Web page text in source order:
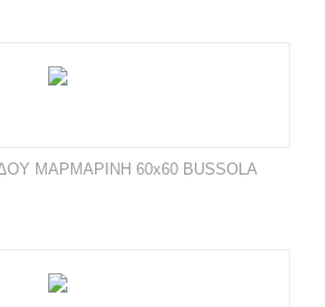
ΜΑΡΜΑΡΙΝΗ 60x60 BUSSOLA